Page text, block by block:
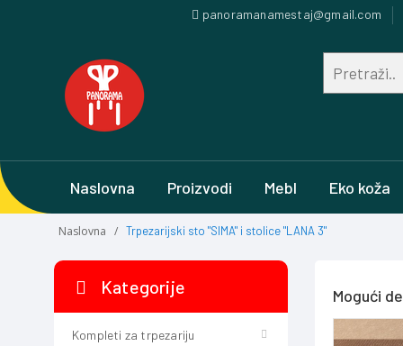
panoramanamestaj@gmail.com
Naslovna Proizvodi Mebl Eko koža
Naslovna Trpezarijski sto "SIMA" i stolice "LANA 3"
Kategorije
Kompleti za trpezariju
Mogući